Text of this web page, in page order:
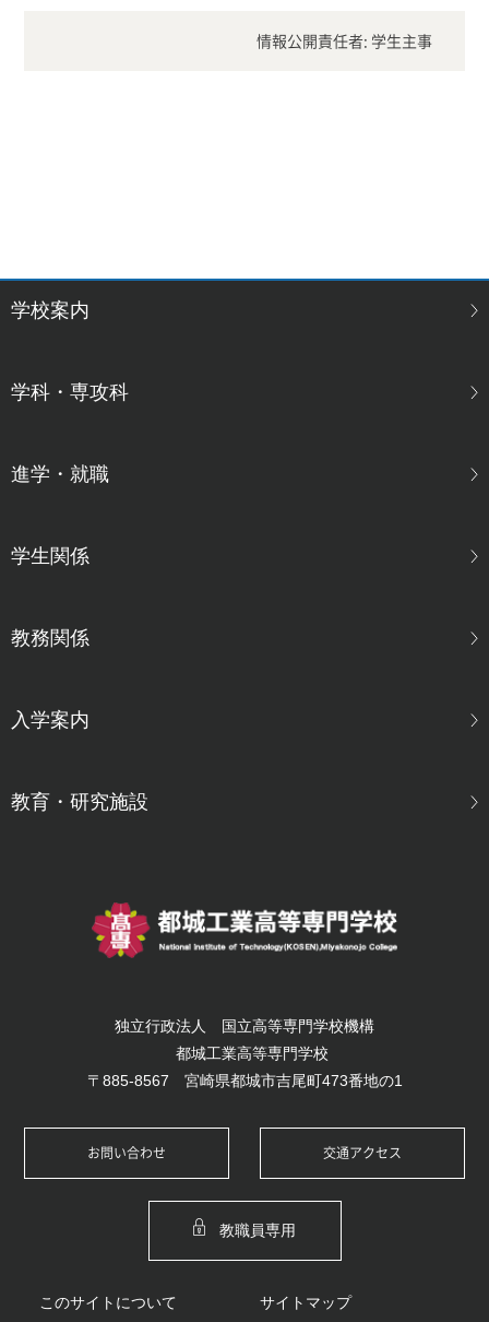
情報公開責任者: 学生主事
学校案内
学科・専攻科
進学・就職
学生関係
教務関係
入学案内
教育・研究施設
独立行政法人 国立高等専門学校機構
都城工業高等専門学校
〒885-8567 宮崎県都城市吉尾町473番地の1
お問い合わせ 交通アクセス
教職員専用
サイトマップ
このサイトについて